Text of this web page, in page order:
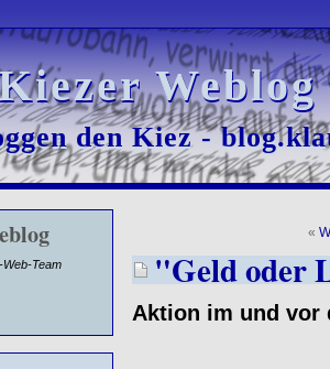
den Kiez -
den Kiez -
Web-Team
«
"Geld oder
Aktion im und vor